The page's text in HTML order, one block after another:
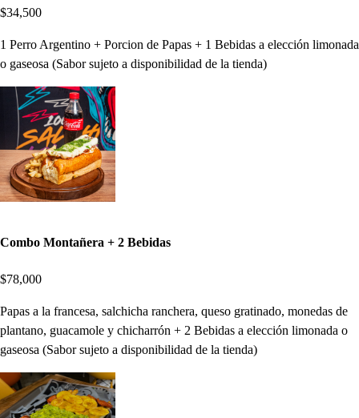
$34,500
1 Perro Argentino + Porcion de Papas + 1 Bebidas a elección limonada
o gaseosa (Sabor sujeto a disponibilidad de la tienda)
Combo Montañera + 2 Bebidas
$78,000
Papas a la francesa, salchicha ranchera, queso gratinado, monedas de
plantano, guacamole y chicharrón + 2 Bebidas a elección limonada o
gaseosa (Sabor sujeto a disponibilidad de la tienda)